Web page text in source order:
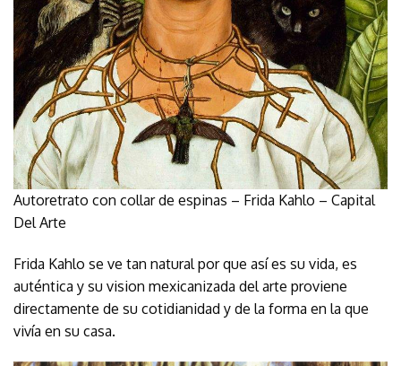
Autoretrato con collar de espinas – Frida Kahlo – Capital
Del Arte
Frida Kahlo se ve tan natural por que así es su vida, es
auténtica y su vision mexicanizada del arte proviene
directamente de su cotidianidad y de la forma en la que
vivía en su casa.